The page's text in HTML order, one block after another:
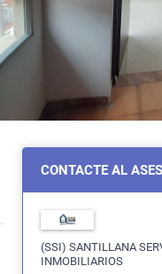
CONTACTE AL
(SSI) SANTILLANA
INMOBILIARIOS